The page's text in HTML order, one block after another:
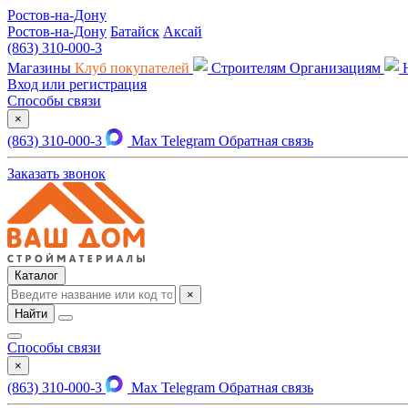
Ростов-на-Дону
Ростов-на-Дону Батайск Аксай
(863) 310-000-3
Магазины Клуб покупателей Строителям Организациям
Вход или регистрация
Способы связи
×
(863) 310-000-3 Max Telegram Обратная связь
Заказать звонок
Каталог
×
Найти
Способы связи
×
(863) 310-000-3 Max Telegram Обратная связь